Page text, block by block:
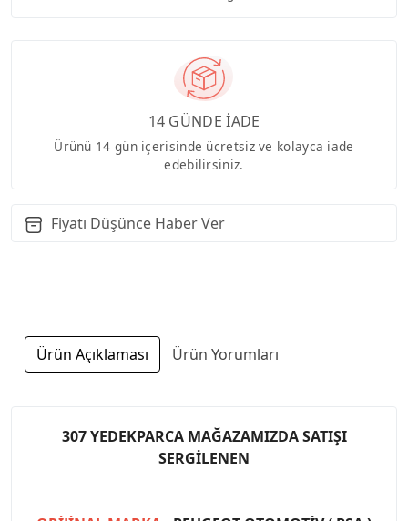
14 GÜNDE İADE
Ürünü 14 gün içerisinde ücretsiz ve kolayca iade
edebilirsiniz.
Fiyatı Düşünce Haber Ver
Ürün Açıklaması Ürün Yorumları
307 YEDEKPARCA MAĞAZAMIZDA SATIŞI
SERGİLENEN